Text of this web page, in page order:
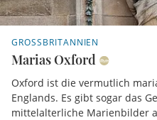
GROSSBRITANNIEN
Marias Oxford
Oxford ist die vermutlich
Englands. Es gibt sogar das
mittelalterliche Marienbilder